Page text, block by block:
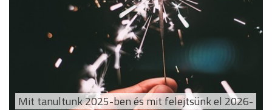
Mit tanultunk 2025-ben és mit felejtsünk el 2026-